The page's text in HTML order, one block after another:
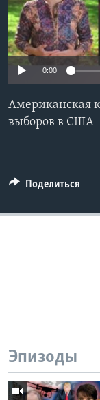
Learning English
СОЦИАЛЬНЫЕ СЕТИ
Языки
No
0:00
Американская
выборов в США
Поделиться
Эпизоды